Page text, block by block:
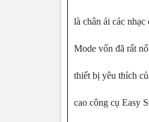
là chân ái các
Mode vốn đã rất
thiết bị yêu thích
cao công cụ Easy